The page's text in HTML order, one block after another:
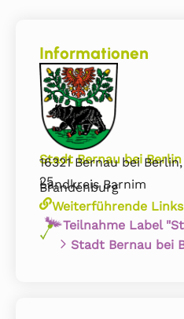
Informationen
Stadt Bernau bei Berlin
16321 Bernau bei
25
Landkreis Barnim
Brandenburg
Weiterführende
Teilnahme Label
Stadt Bernau bei